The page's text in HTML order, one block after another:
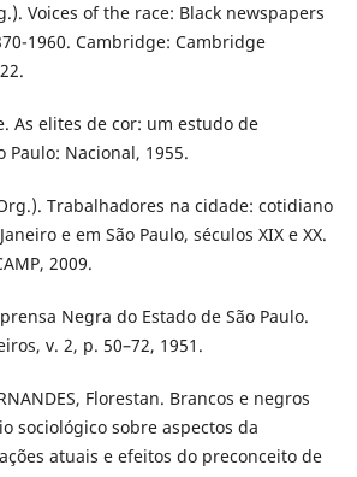
Voices of the race: Black newspapers
1960. Cambridge: Cambridge
As elites de cor: um estudo de
Paulo: Nacional, 1955.
Trabalhadores na cidade: cotidiano
e em São Paulo, séculos XIX e XX.
2009.
Negra do Estado de São Paulo.
v. 2, p. 50–72, 1951.
Florestan. Brancos e negros
sociológico sobre aspectos da
atuais e efeitos do preconceito de